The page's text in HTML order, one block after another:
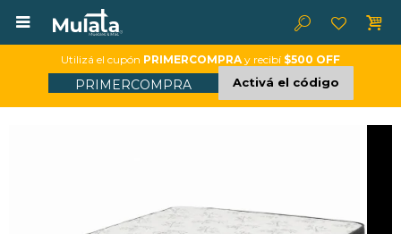

Utilizá el cupón PRIMERCOMPRA y recibí $500 OFF
PRIMERCOMPRA Activá el código